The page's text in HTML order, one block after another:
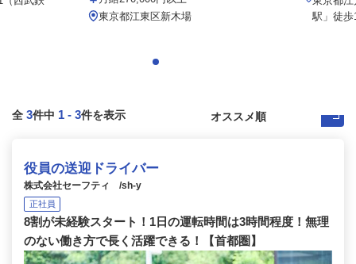
東京都江東区新木場
駅」徒
全 3件中 1 - 3件を表示
役員の送迎ドライバー
株式会社セーフティ /sh-y
正社員
8割が未経験スタート！1日の運転時間は3時間程度！無理
のない働き方で長く活躍できる！【首都圏】